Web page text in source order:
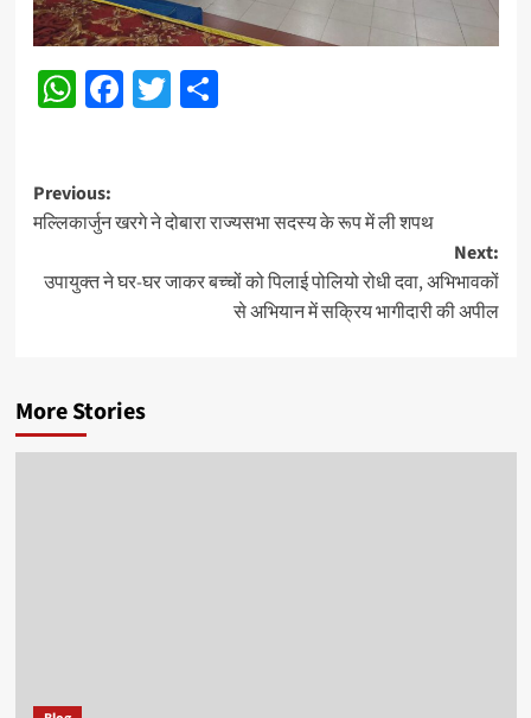
WhatsApp
Facebook
Twitter
Share
Post
navigation
Previous:
मल्लिकार्जुन खरगे ने दोबारा राज्यसभा सदस्य के रूप में ली शपथ
Next:
उपायुक्त ने घर-घर जाकर बच्चों को पिलाई पोलियो रोधी दवा, अभिभावकों
से अभियान में सक्रिय भागीदारी की अपील
More Stories